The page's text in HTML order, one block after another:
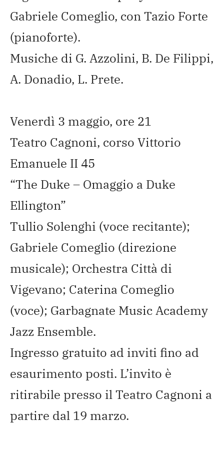
Gabriele Comeglio, con Tazio Forte
(pianoforte).
Musiche di G. Azzolini, B. De Filippi,
A. Donadio, L. Prete.
Venerdì 3 maggio, ore 21
Teatro Cagnoni, corso Vittorio
Emanuele II 45
“The Duke – Omaggio a Duke
Ellington”
Tullio Solenghi (voce recitante);
Gabriele Comeglio (direzione
musicale); Orchestra Città di
Vigevano; Caterina Comeglio
(voce); Garbagnate Music Academy
Jazz Ensemble.
Ingresso gratuito ad inviti fino ad
esaurimento posti. L’invito è
ritirabile presso il Teatro Cagnoni a
partire dal 19 marzo.